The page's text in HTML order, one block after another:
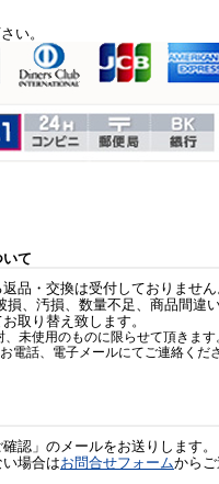
い。
て
品・交換は受付しておりませ
損、汚損、数量不足、商品間違
取り替え致します。
未使用のものに限らせて頂きます
電話、電子メールにてご連絡くだ
認」のメールをお送りします。
場合はお問合せフォームからご